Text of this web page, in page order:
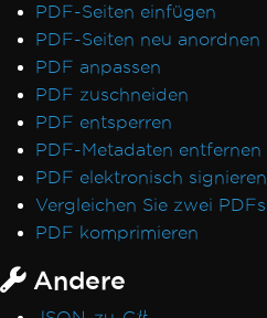
PDF-Seiten einfügen
PDF-Seiten neu anordnen
PDF anpassen
PDF zuschneiden
PDF entsperren
PDF-Metadaten entfernen
PDF elektronisch signieren
Vergleichen Sie zwei PDFs
PDF komprimieren
Andere